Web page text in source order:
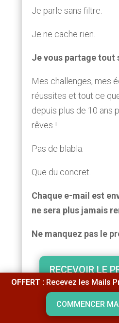
Je parle sans filtre.
Je ne cache rien.
Je vous partage tout
Mes challenges, mes
réussites et tout ce
depuis plus de 10 ans
rêves !
Pas de blabla.
Que du concret.
Chaque e-mail est
ne sera plus jamais
Ne manquez pas le
RECEVOIR LE
Offert et sans
OFFERT :Recevez les Mails
COMMENCER